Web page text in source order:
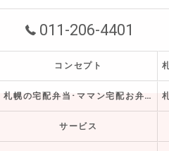
011-206-4401
コンセプト
札幌の宅配弁当･ママン宅配お弁当サービスの評判
サービス